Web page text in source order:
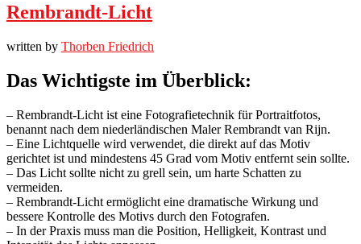
Rembrandt-Licht
written by Thorben Friedrich
Das Wichtigste im Überblick:
– Rembrandt-Licht ist eine Fotografietechnik für Portraitfotos,
benannt nach dem niederländischen Maler Rembrandt van Rijn.
– Eine Lichtquelle wird verwendet, die direkt auf das Motiv
gerichtet ist und mindestens 45 Grad vom Motiv entfernt sein sollte.
– Das Licht sollte nicht zu grell sein, um harte Schatten zu
vermeiden.
– Rembrandt-Licht ermöglicht eine dramatische Wirkung und
bessere Kontrolle des Motivs durch den Fotografen.
– In der Praxis muss man die Position, Helligkeit, Kontrast und